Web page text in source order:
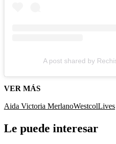
A post shared by
VER MÁS
Aida Victoria MerlanoWestcolLives
Le puede interesar